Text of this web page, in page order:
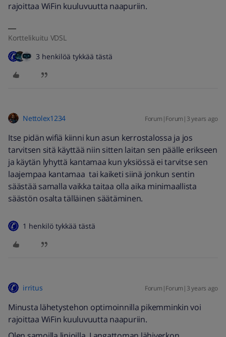
rajoittaa WiFin kuuluvuutta naapuriin.
Korttelikuitu VDSL
3 henkilöä tykkää tästä
Nettolex1234 Forum|Forum|3 years ago
Itse pidän wifiä kiinni kun asun kerrostalossa ja jos
tarvitsen sitä käyttää niin sitten laitan sen päälle erikseen
ja käytän lyhyttä kantamaa kun yksiössä ei tarvitse sen
laajempaa kantamaa tai kaiketi siinä jonkun sentin
säästää samalla vaikka taitaa olla aika minimaallista
säästön osalta tälläinen säätäminen.
1 henkilö tykkää tästä
irritus Forum|Forum|3 years ago
Minusta lähetystehon optimoinnilla pikemminkin voi
rajoittaa WiFin kuuluvuutta naapuriin.